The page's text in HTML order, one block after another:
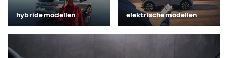
hybride modellen elektrische modellen